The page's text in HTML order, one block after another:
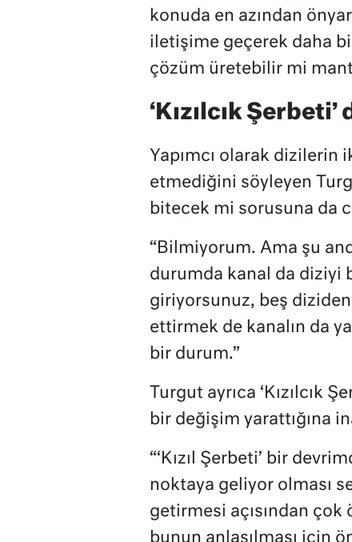
konuda en azından
iletişime geçerek daha
çözüm üretebilir mi
‘Kızılcık
Yapımcı olarak
etmediğini söyleyen
bitecek mi sorusuna da
“Bilmiyorum. Ama şu
durumda kanal da diziyi
giriyorsunuz, beş
ettirmek de kanalın da
bir durum.”
Turgut ayrıca ‘Kızılcık
bir değişim yarattığına
“‘Kızıl Şerbeti’ bir
noktaya geliyor olması
getirmesi açısından